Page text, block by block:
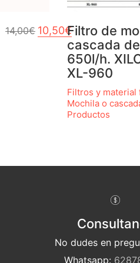
14,00€ El precio original era:
10,50€El precio actual
Filtro de
cascada de
650l/h.
XL-960
Filtros y material
Mochila o
Productos
No dudes en
Whatsapp: